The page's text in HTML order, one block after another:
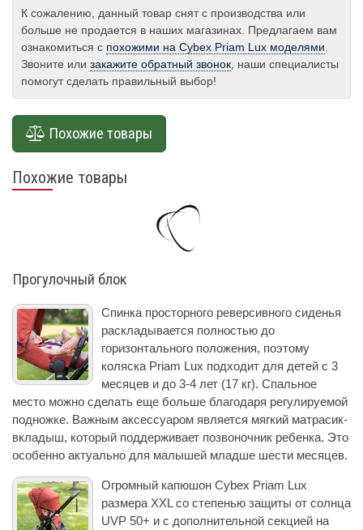
К сожалению, данный товар снят с производства или
больше не продается в наших магазинах. Предлагаем вам
ознакомиться с похожими на Cybex Priam Lux моделями
Звоните или закажите обратный звонок , наши специалисты
помогут сделать правильный выбор!
Похожие товары
Похожие товары
Прогулочный блок
Спинка просторного реверсивного сиденья
раскладывается полностью до
горизонтального положения, поэтому
коляска Priam Lux подходит для детей с 3
месяцев и до 3-4 лет (17 кг). Спальное
место можно сделать еще больше благодаря регулируемой
подножке. Важным аксессуаром является мягкий матрасик-
вкладыш, который поддерживает позвоночник ребенка. Это
особенно актуально для малышей младше шести месяцев.
Огромный капюшон Cybex Priam Lux
размера XXL со степенью защиты от солнца
UVP 50+ и с дополнительной секцией на